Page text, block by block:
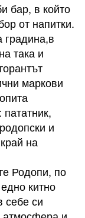
бар, в който
от напитки.
градина,в
така и
маркови
и
на
Родопи, по
китно
себе си